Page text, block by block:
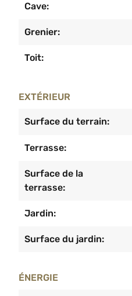
Cave:
Grenier:
Toit:
EXTÉRIEUR
Surface du terrain:
Terrasse:
Surface de la
terrasse:
Jardin:
Surface du jardin:
ÉNERGIE